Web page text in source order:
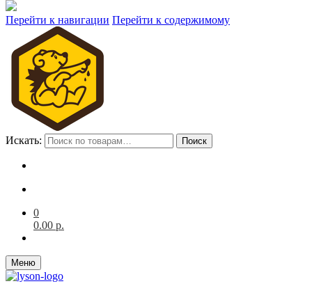
Перейти к навигации Перейти к содержимому
Искать: Поиск
0
0.00 р.
Меню